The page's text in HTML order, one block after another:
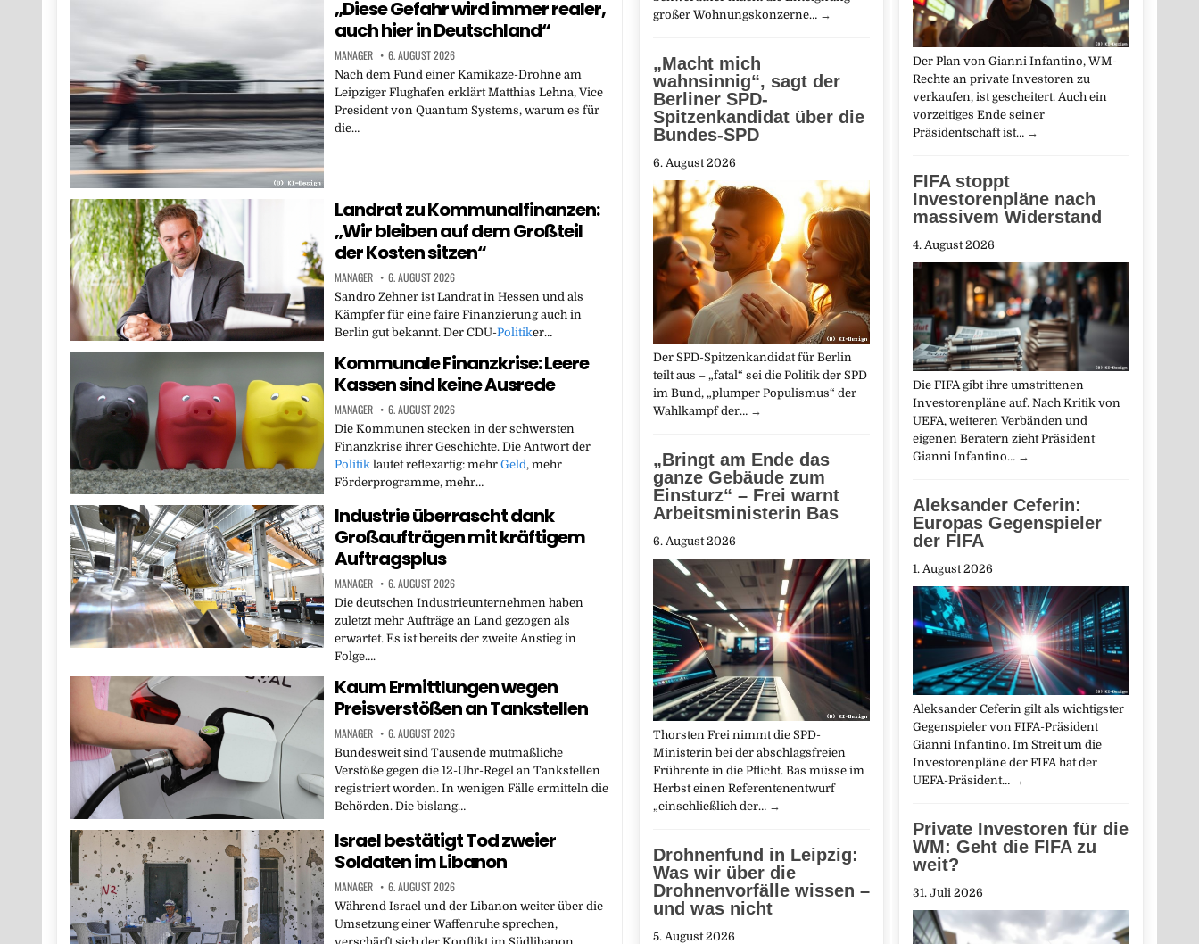
„Diese Gefahr wird immer realer,
auch hier in Deutschland“
MANAGER 6. AUGUST 2026
Nach dem Fund einer Kamikaze-Drohne am
Leipziger Flughafen erklärt Matthias Lehna, Vice
President von Quantum Systems, warum es für
die…
Landrat zu Kommunalfinanzen:
„Wir bleiben auf dem Großteil
der Kosten sitzen“
MANAGER 6. AUGUST 2026
Sandro Zehner ist Landrat in Hessen und als
Kämpfer für eine faire Finanzierung auch in
Berlin gut bekannt. Der CDU-Politiker…
Kommunale Finanzkrise: Leere
Kassen sind keine Ausrede
MANAGER 6. AUGUST 2026
Die Kommunen stecken in der schwersten
Finanzkrise ihrer Geschichte. Die Antwort der
Politiklautet reflexartig: mehr Geld, mehr
Förderprogramme, mehr…
Industrie überrascht dank
Großaufträgen mit kräftigem
Auftragsplus
MANAGER 6. AUGUST 2026
Die deutschen Industrieunternehmen haben
zuletzt mehr Aufträge an Land gezogen als
erwartet. Es ist bereits der zweite Anstieg in
Folge….
Kaum Ermittlungen wegen
Preisverstößen an Tankstellen
MANAGER 6. AUGUST 2026
Bundesweit sind Tausende mutmaßliche
Verstöße gegen die 12-Uhr-Regel an Tankstellen
registriert worden. In wenigen Fälle ermitteln die
Behörden. Die bislang…
Israel bestätigt Tod zweier
Soldaten im Libanon
MANAGER 6. AUGUST 2026
Während Israel und der Libanon weiter über die
Umsetzung einer Waffenruhe sprechen,
Der Plan von Gianni Infantino, WM-
Rechte an private Investoren zu
verkaufen, ist gescheitert. Auch ein
vorzeitiges Ende seiner
Präsidentschaft ist… →
FIFA stoppt
Investorenpläne nach
massivem Widerstand
4. August 2026
Die FIFA gibt ihre umstrittenen
Investorenpläne auf. Nach Kritik von
UEFA, weiteren Verbänden und
eigenen Beratern zieht Präsident
Gianni Infantino… →
Aleksander Ceferin:
Europas Gegenspieler
der FIFA
1. August 2026
Aleksander Ceferin gilt als wichtigster
Gegenspieler von FIFA-Präsident
Gianni Infantino. Im Streit um die
Investorenpläne der FIFA hat der
UEFA-Präsident… →
Private Investoren für die
WM: Geht die FIFA zu
weit?
31. Juli 2026
großer Wohnungskonzerne… →
„Macht mich
wahnsinnig“, sagt der
Berliner SPD-
Spitzenkandidat über die
Bundes-SPD
6. August 2026
Der SPD-Spitzenkandidat für Berlin
teilt aus – „fatal“ sei die Politik der SPD
im Bund, „plumper Populismus“ der
Wahlkampf der… →
„Bringt am Ende das
ganze Gebäude zum
Einsturz“ – Frei warnt
Arbeitsministerin Bas
6. August 2026
Thorsten Frei nimmt die SPD-
Ministerin bei der abschlagsfreien
Frührente in die Pflicht. Bas müsse im
Herbst einen Referentenentwurf
„einschließlich der… →
Drohnenfund in Leipzig:
Was wir über die
Drohnenvorfälle wissen –
und was nicht
5. August 2026